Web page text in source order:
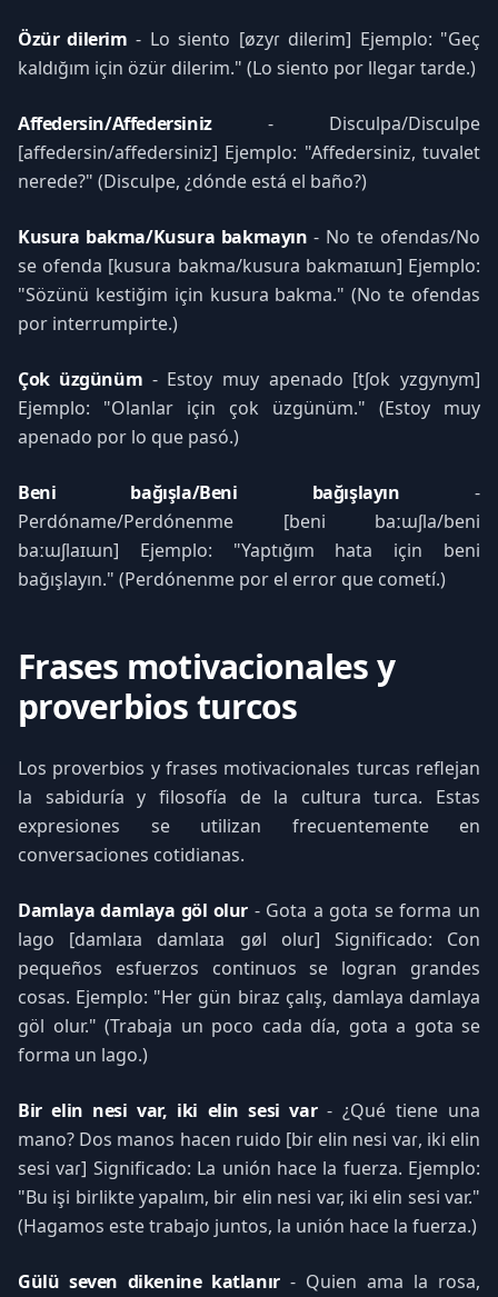
Özür dilerim - Lo siento [øzyɾ dileɾim] Ejemplo: "Geç
kaldığım için özür dilerim." (Lo siento por llegar tarde.)
Affedersin/Affedersiniz- Disculpa/Disculpe
[affedeɾsin/affedeɾsiniz] Ejemplo: "Affedersiniz, tuvalet
nerede?" (Disculpe, ¿dónde está el baño?)
Kusura bakma/Kusura bakmayın - No te ofendas/No
se ofenda [kusuɾa bakma/kusuɾa bakmaɪɯn] Ejemplo:
"Sözünü kestiğim için kusura bakma." (No te ofendas
por interrumpirte.)
Çok üzgünüm - Estoy muy apenado [tʃok yzgynym]
Ejemplo: "Olanlar için çok üzgünüm." (Estoy muy
apenado por lo que pasó.)
Beni bağışla/Beni bağışlayın -
Perdóname/Perdónenme [beni baːɯʃla/beni
baːɯʃlaɪɯn] Ejemplo: "Yaptığım hata için beni
bağışlayın." (Perdónenme por el error que cometí.)
Frases motivacionales y
proverbios turcos
Los proverbios y frases motivacionales turcas reflejan
la sabiduría y filosofía de la cultura turca. Estas
expresiones se utilizan frecuentemente en
conversaciones cotidianas.
Damlaya damlaya göl olur - Gota a gota se forma un
lago [damlaɪa damlaɪa gøl oluɾ] Significado: Con
pequeños esfuerzos continuos se logran grandes
cosas. Ejemplo: "Her gün biraz çalış, damlaya damlaya
göl olur." (Trabaja un poco cada día, gota a gota se
forma un lago.)
Bir elin nesi var, iki elin sesi var- ¿Qué tiene una
mano? Dos manos hacen ruido [biɾ elin nesi vaɾ, iki elin
sesi vaɾ] Significado: La unión hace la fuerza. Ejemplo:
"Bu işi birlikte yapalım, bir elin nesi var, iki elin sesi var."
(Hagamos este trabajo juntos, la unión hace la fuerza.)
Gülü seven dikenine katlanır- Quien ama la rosa,